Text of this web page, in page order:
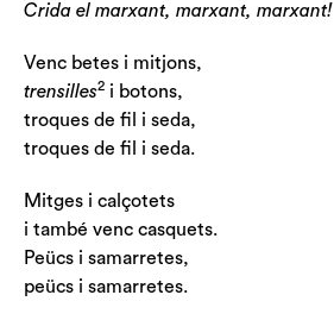
Crida el marxant, marxant, marxant!
Venc betes i mitjons,
trensilles2 i botons,
troques de fil i seda,
troques de fil i seda.
Mitges i calçotets
i també venc casquets.
Peücs i samarretes,
peücs i samarretes.